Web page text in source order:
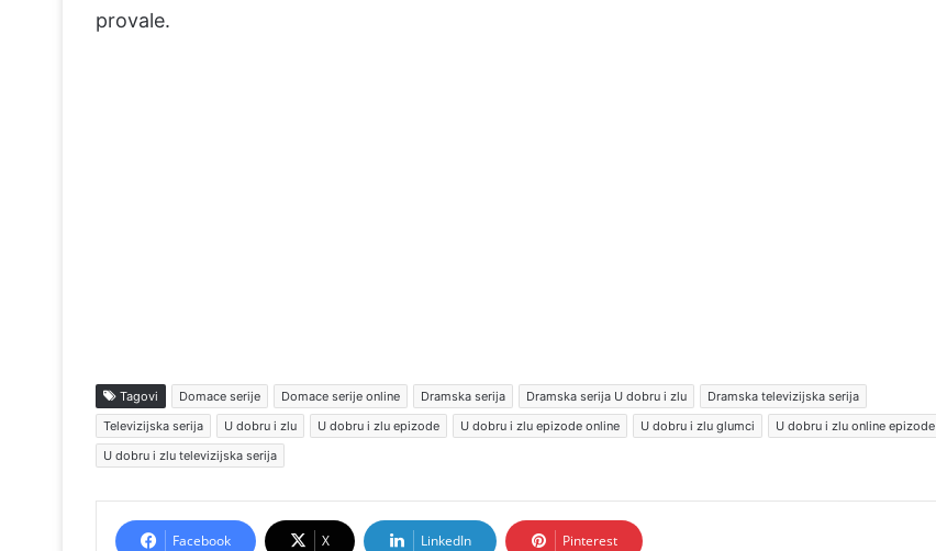
provale.
Tagovi Domace serije Domace serije online Dramska serija Dramska serija U dobru i zlu
Dramska televizijska serija
Televizijska serija
U dobru i zlu U dobru i zlu epizode U dobru i zlu epizode online U dobru i zlu glumci
U dobru i zlu online epizode
U dobru i zlu televizijska serija
Facebook X LinkedIn Pinterest